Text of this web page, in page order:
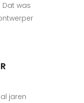
was
jaren